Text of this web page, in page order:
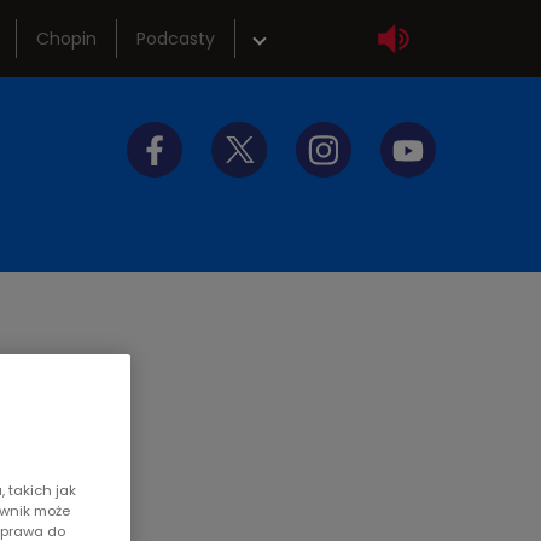
Chopin Podcasty
Szkolenia
takich jak
może
do